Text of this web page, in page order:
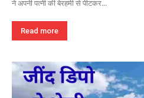
ने अपनी पत्नी की बेरहमी से पीटकर...
Read more